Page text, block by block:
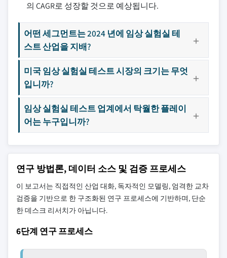
의 CAGR로 성장할 것으로 예상됩니다.
어떤 세그먼트는 2024 년에 임상 실험실 테
스트 산업을 지배?
미국 임상 실험실 테스트 시장의 크기는 무엇
입니까?
임상 실험실 테스트 업계에서 탁월한 플레이
어는 누구입니까?
연구 방법론, 데이터 소스 및 검증 프로세스
이 보고서는 직접적인 산업 대화, 독자적인 모델링, 엄격한 교차
검증을 기반으로 한 구조화된 연구 프로세스에 기반하며, 단순
한 데스크 리서치가 아닙니다.
6단계 연구 프로세스